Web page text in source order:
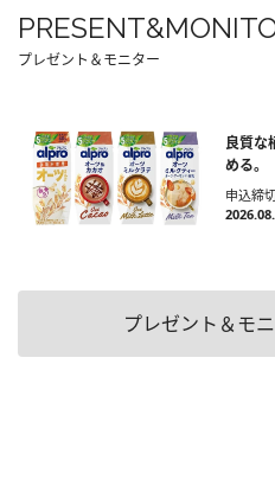
プレゼント＆モニター
良質な
める。
申込締
プレゼント＆モ